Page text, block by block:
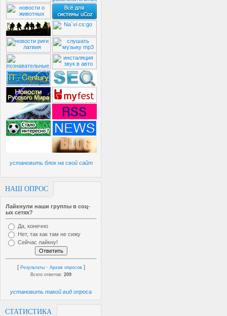
установить блок на свой сайт
НАШ ОПРОС
Лайкнули наши группы в соц-
ых сетях?
Да, конечно
Нет, так как там не сижу
Сейчас лайкну!
[ Результаты · Архив опросов ]
Всего ответов:209
установить такой вид опроса
СТАТИСТИКА